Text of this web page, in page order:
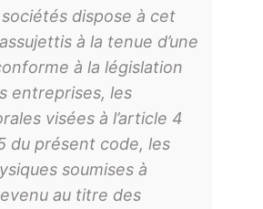
sociétés dispose à cet
à la tenue d’une
à la législation
entreprises, les
visées à l’article 4
du présent code, les
soumises à
au titre des